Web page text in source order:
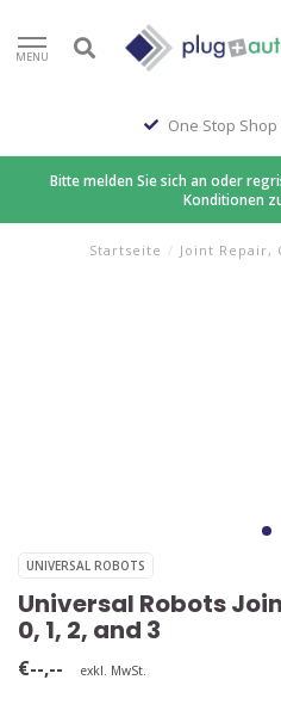
MENU
One Stop
Bitte melden Sie sich an oder
Konditionen
Startseite / Joint Repair,
UNIVERSAL ROBOTS
Universal Robots
0, 1, 2, and 3
€--,-- exkl. MwSt.